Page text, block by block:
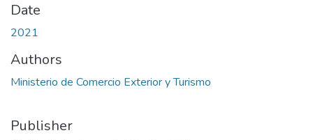
Date
2021
Authors
Ministerio de Comercio Exterior y Turismo
Publisher